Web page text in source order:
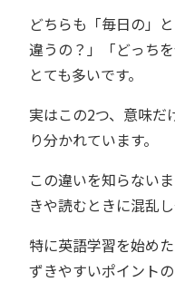
どちらも「毎日の」
違うの？」「どっち
とても多いです。
実はこの2つ、意味だ
り分かれています。
この違いを知らない
きや読むときに混乱
特に英語学習を始め
ずきやすいポイントの